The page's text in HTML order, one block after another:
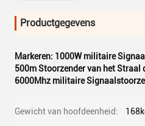
Productgegevens
Markeren: 1000W militaire
500m Stoorzender van het Straal
6000Mhz militaire
Gewicht van hoofdeenheid: